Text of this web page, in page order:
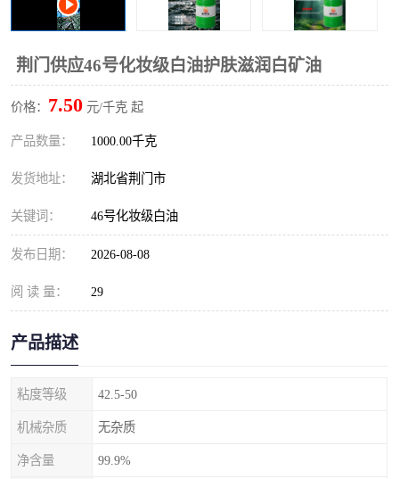
荆门供应46号化妆级白油护肤滋润白矿油
价格： 7.50 元/千克 起
产品数量： 1000.00千克
发货地址： 湖北省荆门市
关键词： 46号化妆级白油
发布日期： 2026-08-08
阅 读 量： 29
产品描述
粘度等级 42.5-50
机械杂质 无杂质
净含量 99.9%